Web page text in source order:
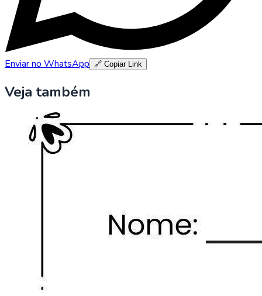
Enviar no WhatsApp 🔗 Copiar Link
Veja também